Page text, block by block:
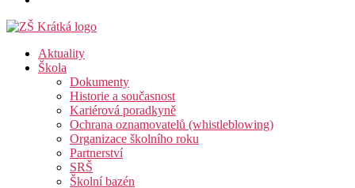
Aktuality
Škola
Dokumenty
Historie a současnost
Kariérová poradkyně
Ochrana oznamovatelů (whistleblowing)
Organizace školního roku
Partnerství
SRŠ
Školní bazén